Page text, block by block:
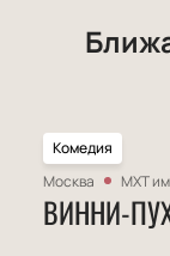
Комедия
Москва
МХТ
ВИННИ-